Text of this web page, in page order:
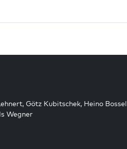
, Götz Kubitschek, Heino
Wegner